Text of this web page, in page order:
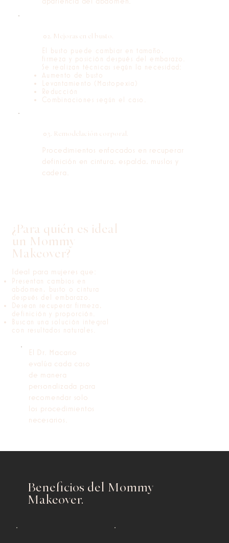
02. Mejoras en el busto.
El busto puede cambiar en tamaño,
firmeza y posición después del embarazo.
Se realizan técnicas según la necesidad:
Aumento de busto
Levantamiento (Mastopexia)
Reducción
Combinaciones según el caso.
03. Remodelación corporal.
Procedimientos enfocados en recuperar
definición en cintura, espalda, muslos y
cadera.
¿Para quién es ideal
un Mommy
Makeover?
Ideal para mujeres que:
Presentan cambios en
abdomen, busto o cintura
después del embarazo.
Desean recuperar firmeza,
definición y proporción.
Buscan una solución integral
con resultados naturales.
El Dr. Macario
evalúa cada caso
de manera
personalizada para
recomendar solo
los procedimientos
necesarios.
Beneficios del Mommy
Makeover.